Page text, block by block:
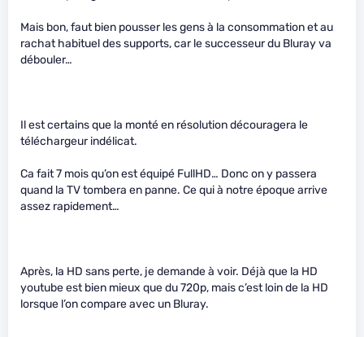
Mais bon, faut bien pousser les gens à la consommation et au
rachat habituel des supports, car le successeur du Bluray va
débouler…
Il est certains que la monté en résolution découragera le
téléchargeur indélicat.
Ca fait 7 mois qu’on est équipé FullHD… Donc on y passera
quand la TV tombera en panne. Ce qui à notre époque arrive
assez rapidement…
Après, la HD sans perte, je demande à voir. Déjà que la HD
youtube est bien mieux que du 720p, mais c’est loin de la HD
lorsque l’on compare avec un Bluray.